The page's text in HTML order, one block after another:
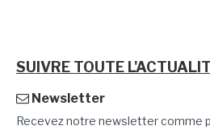
SUIVRE TOUTE
Newsletter
Recevez notre newsletter comme